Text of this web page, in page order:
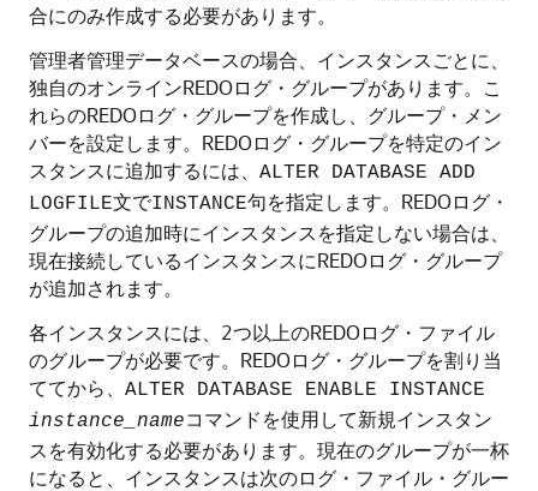
合にのみ作成する必要があります。
管理者管理データベースの場合、インスタンスごとに、
独自のオンラインREDOログ・グループがあります。こ
れらのREDOログ・グループを作成し、グループ・メン
バーを設定します。REDOログ・グループを特定のイン
スタンスに追加するには、 ALTER DATABASE ADD
LOGFILE文でINSTANCE句を指定します。REDOログ・
グループの追加時にインスタンスを指定しない場合は、
現在接続しているインスタンスにREDOログ・グループ
が追加されます。
各インスタンスには、2つ以上のREDOログ・ファイル
のグループが必要です。REDOログ・グループを割り当
ててから、 ALTER DATABASE ENABLE INSTANCE
instance_nameコマンドを使用して新規インスタン
スを有効化する必要があります。現在のグループが一杯
になると、インスタンスは次のログ・ファイル・グルー